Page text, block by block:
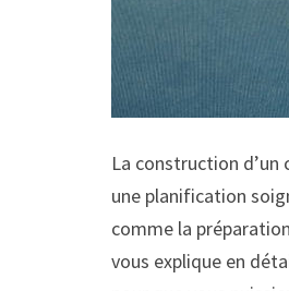
La construction
une planification
comme la
vous explique en